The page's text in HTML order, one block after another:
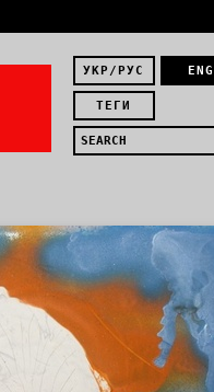
УКР/РУС ENG
ТЕГИ